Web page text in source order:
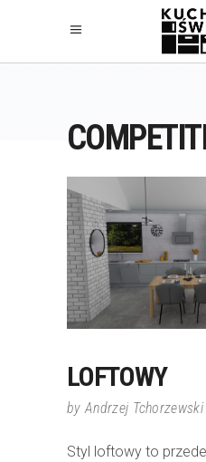
LOFTOWY
byAndrzej Tchorzewski
Styl loftowy to